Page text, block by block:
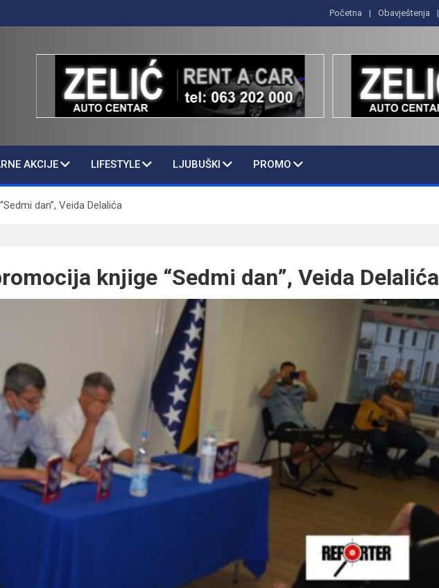
Početna Obavještenja
AKCIJE LIFESTYLE LJUBUŠKI PROMO
dan”, Veida Delalića
knjige “Sedmi dan”, Veida Delalića